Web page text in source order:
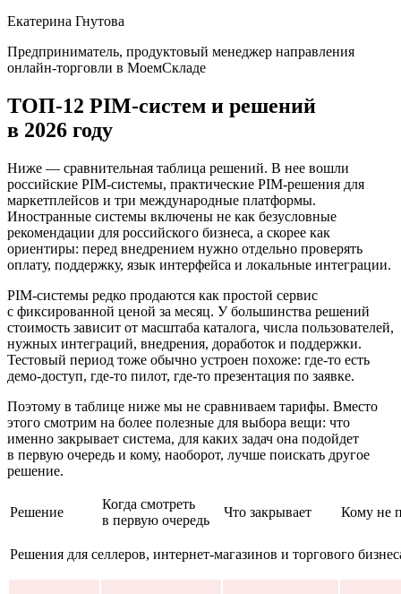
Екатерина Гнутова
Предприниматель, продуктовый менеджер направления
онлайн-торговли в МоемСкладе
ТОП-12 PIM-систем и решений
в 2026 году
Ниже — сравнительная таблица решений. В нее вошли
российские PIM-системы, практические PIM-решения для
маркетплейсов и три международные платформы.
Иностранные системы включены не как безусловные
рекомендации для российского бизнеса, а скорее как
ориентиры: перед внедрением нужно отдельно проверять
оплату, поддержку, язык интерфейса и локальные интеграции.
PIM-системы редко продаются как простой сервис
с фиксированной ценой за месяц. У большинства решений
стоимость зависит от масштаба каталога, числа пользователей,
нужных интеграций, внедрения, доработок и поддержки.
Тестовый период тоже обычно устроен похоже: где-то есть
демо-доступ, где-то пилот, где-то презентация по заявке.
Поэтому в таблице ниже мы не сравниваем тарифы. Вместо
этого смотрим на более полезные для выбора вещи: что
именно закрывает система, для каких задач она подойдет
в первую очередь и кому, наоборот, лучше поискать другое
решение.
Решение
Когда смотреть
в первую очередь
Что закрывает Кому не
Решения для селлеров, интернет-магазинов и торгового